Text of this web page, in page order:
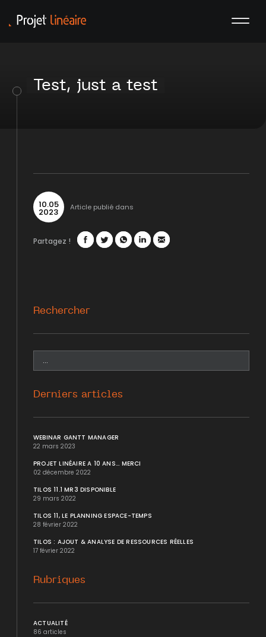
Test, just a test
10.05
2023 Article publié dans
Partagez !
Rechercher
Derniers articles
WEBINAR GANTT MANAGER
22 mars 2023
PROJET LINÉAIRE A 10 ANS... MERCI
02 décembre 2022
TILOS 11.1 MR3 DISPONIBLE
29 mars 2022
TILOS 11, LE PLANNING ESPACE-TEMPS
28 février 2022
TILOS : AJOUT & ANALYSE DE RESSOURCES RÉELLES
17 février 2022
Rubriques
ACTUALITÉ
86 articles